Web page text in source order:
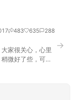
483 635 288
家很关心，心里
微好了些，可没
→